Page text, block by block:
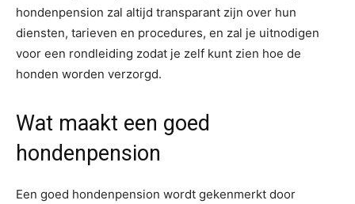
hondenpension zal altijd transparant zijn over hun
diensten, tarieven en procedures, en zal je uitnodigen
voor een rondleiding zodat je zelf kunt zien hoe de
honden worden verzorgd.
Wat maakt een goed
hondenpension
Een goed hondenpension wordt gekenmerkt door